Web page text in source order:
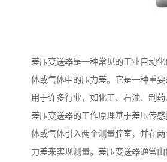
差压变送器是一种常见的工业自动
体或气体中的压力差。它是一种重
用于许多行业，如化工、石油、制药
差压变送器的工作原理基于差压传
体或气体引入两个测量腔室，并在
力差来实现测量。差压变送器通常